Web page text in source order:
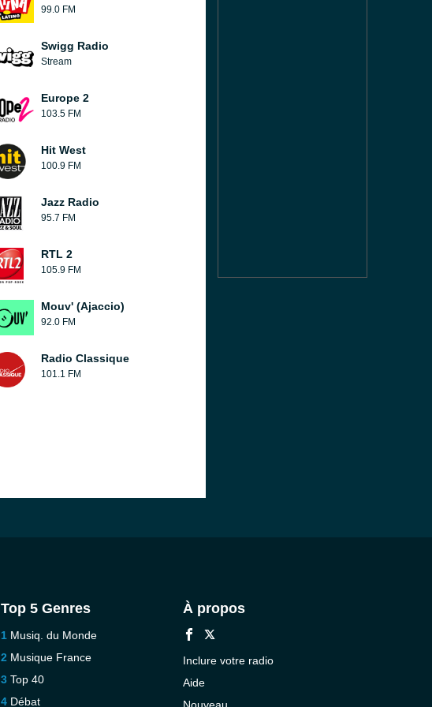
99.0 FM
Swigg Radio
Stream
Europe 2
103.5 FM
Hit West
100.9 FM
Jazz Radio
95.7 FM
RTL 2
105.9 FM
Mouv' (Ajaccio)
92.0 FM
Radio Classique
101.1 FM
Top 5 Genres
Musiq. du Monde
Musique France
Top 40
Débat
À propos
Inclure votre radio
Aide